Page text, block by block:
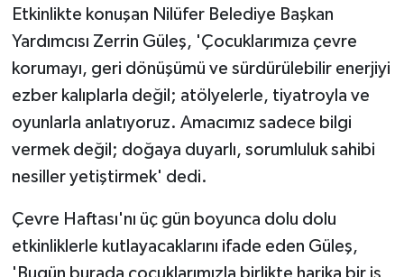
Etkinlikte konuşan Nilüfer Belediye Başkan
Yardımcısı Zerrin Güleş, 'Çocuklarımıza çevre
korumayı, geri dönüşümü ve sürdürülebilir enerjiyi
ezber kalıplarla değil; atölyelerle, tiyatroyla ve
oyunlarla anlatıyoruz. Amacımız sadece bilgi
vermek değil; doğaya duyarlı, sorumluluk sahibi
nesiller yetiştirmek' dedi.
Çevre Haftası'nı üç gün boyunca dolu dolu
etkinliklerle kutlayacaklarını ifade eden Güleş,